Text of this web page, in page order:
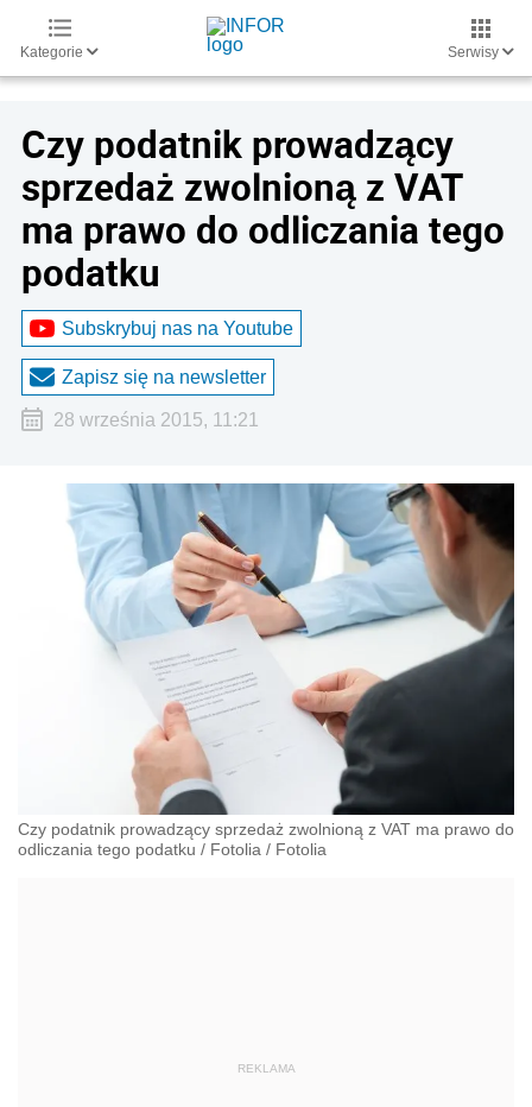
Kategorie Serwisy
Czy podatnik prowadzący
sprzedaż zwolnioną z VAT
ma prawo do odliczania tego
podatku
Subskrybuj nas na Youtube
Zapisz się na newsletter
28 września 2015, 11:21
Czy podatnik prowadzący sprzedaż zwolnioną z VAT ma prawo do
odliczania tego podatku / Fotolia / Fotolia